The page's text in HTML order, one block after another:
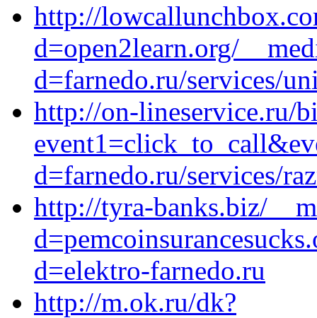
http://
d=open2learn.org/
d=farnedo.ru/services/
http://on-lineservice.ru/
d=farnedo.ru/services/
http://tyra-banks.biz/
d=elektro-farnedo.ru
http://m.ok.ru/dk?